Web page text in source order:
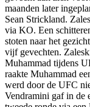
maanden later
Sean Strickland.
via KO. Een
stoten naar het
vijf gevechten.
Muhammad tijdens
raakte Muhammad
werd door de UFC
Vendramini gaf in de